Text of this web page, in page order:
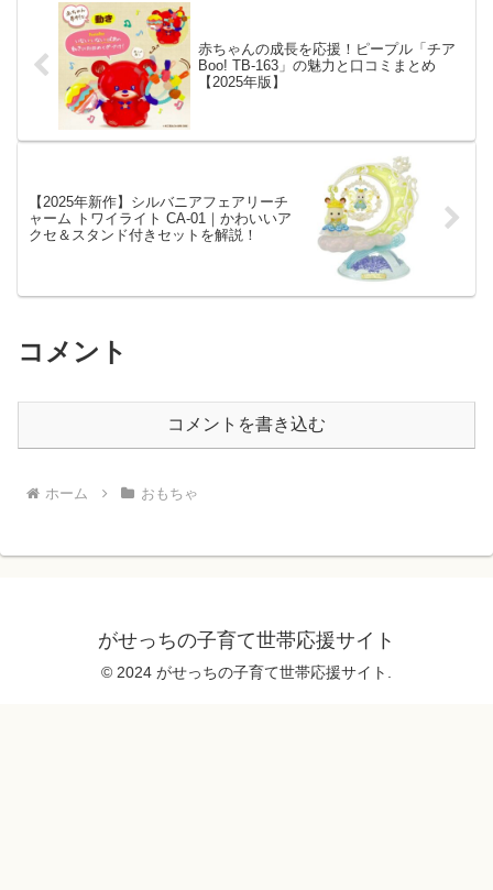
赤ちゃんの成長を応援！ピープル「チア
Boo! TB-163」の魅力と口コミまとめ
【2025年版】
【2025年新作】シルバニアフェアリーチ
ャーム トワイライト CA-01｜かわいいア
クセ＆スタンド付きセットを解説！
コメント
コメントを書き込む
ホーム おもちゃ
がせっちの子育て世帯応援サイト
© 2024 がせっちの子育て世帯応援サイト.